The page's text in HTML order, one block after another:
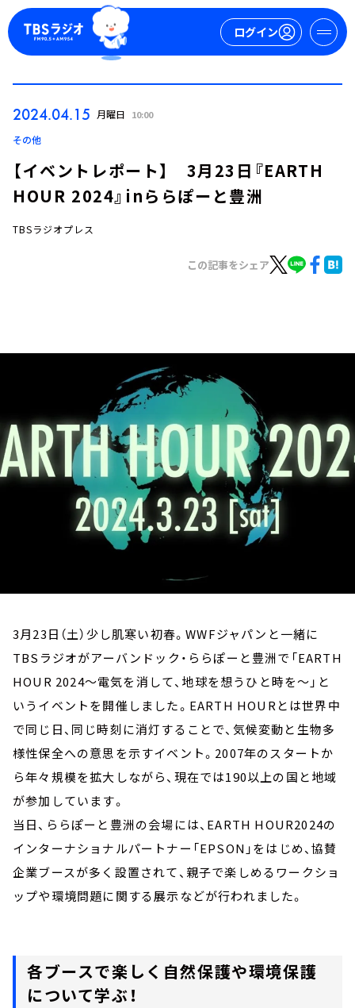
ログイン
イベント・グッズ
YouTube
会社情報
2024.04.15 月曜日 10:00
その他
【イベントレポート】 3月23日『EARTH
HOUR 2024』inららぽーと豊洲
TBSラジオプレス
この記事をシェア
3月23日（土）少し肌寒い初春。WWFジャパンと一緒に
TBSラジオがアーバンドック・ららぽーと豊洲で「EARTH
HOUR 2024～電気を消して、地球を想うひと時を～」と
いうイベントを開催しました。EARTH HOURとは世界中
で同じ日、同じ時刻に消灯することで、気候変動と生物多
様性保全への意思を示すイベント。2007年のスタートか
ら年々規模を拡大しながら、現在では190以上の国と地域
が参加しています。
当日、ららぽーと豊洲の会場には、EARTH HOUR2024の
インターナショナルパートナー「EPSON」をはじめ、協賛
企業ブースが多く設置されて、親子で楽しめるワークショ
ップや環境問題に関する展示などが行われました。
各ブースで楽しく自然保護や環境保護
について学ぶ！